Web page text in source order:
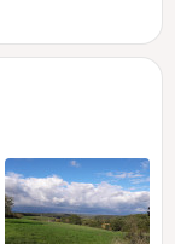
bei den